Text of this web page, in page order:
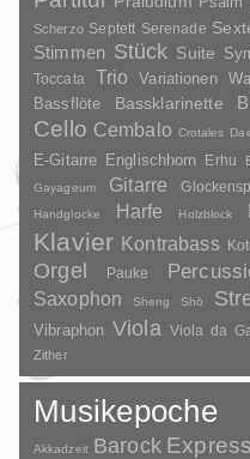
Scherzo Septett Serenade
Stimmen Stück Suite
Toccata Trio Variationen
Bassflöte Bassklarinette
Cello Cembalo Crotales
E-Gitarre Englischhorn Erhu
Gayageum
Gitarre
Handglocke
Harfe Holzblock
Klavier Kontrabass
Orgel Pauke
Saxophon Sheng Shō
Vibraphon Viola Viola da
Zither
Musikepoche
Akkadzeit Barock